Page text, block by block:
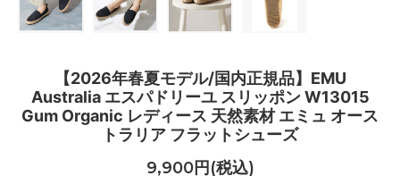
【2026年春夏モデル/国内正規品】EMU
Australia エスパドリーユ スリッポン W13015
Gum Organic レディース 天然素材 エミュ オース
トラリア フラットシューズ
9,900円(税込)